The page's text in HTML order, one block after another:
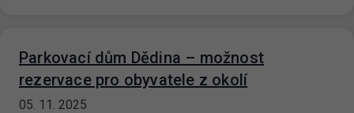
Parkovací dům Dědina – možnost
rezervace pro obyvatele z okolí
05. 11. 2025